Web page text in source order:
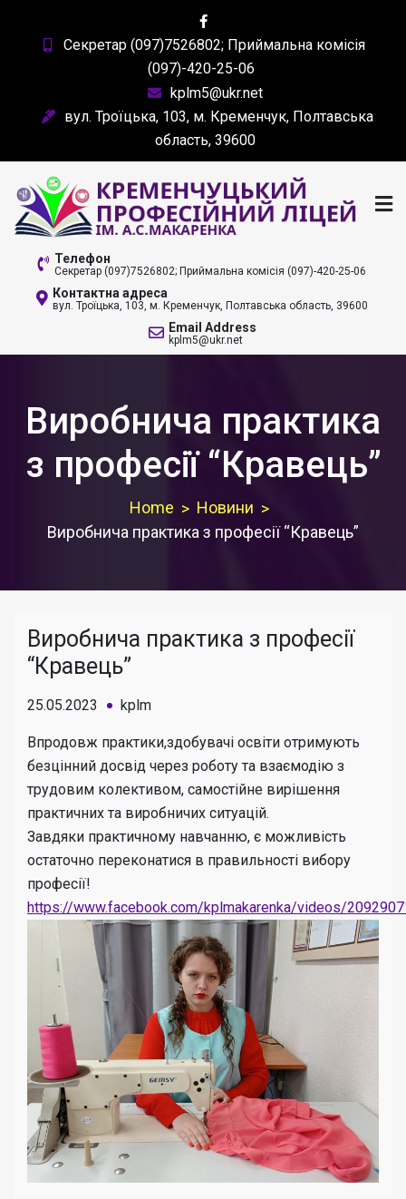
content
Секретар (097)7526802; Приймальна комісія
(097)-420-25-06
kplm5@ukr.net
вул. Троїцька, 103, м. Кременчук, Полтавська
область, 39600
КРЕМЕНЧУЦЬКИЙ
ПРОФЕСІЙНИЙ ЛІЦЕЙ
ІМ. А. С. МАКАРЕНКА
Телефон
Секретар (097)7526802; Приймальна комісія (097)-420-25-06
Контактна адреса
вул. Троїцька, 103, м. Кременчук, Полтавська область, 39600
Email Address
kplm5@ukr.net
Виробнича практика
з професії “Кравець”
Home
Новини
Виробнича практика з професії “Кравець”
Виробнича практика з професії
“Кравець”
25.05.2023 kplm
Впродовж практики,здобувачі освіти отримують
безцінний досвід через роботу та взаємодію з
трудовим колективом, самостійне вирішення
практичних та виробничих ситуацій.
Завдяки практичному навчанню, є можливість
остаточно переконатися в правильності вибору
професії!
https://www.facebook.com/kplmakarenka/videos/